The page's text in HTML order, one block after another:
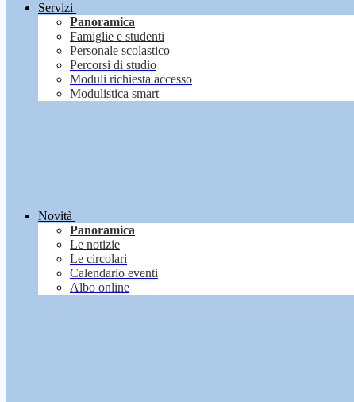
Servizi
Panoramica
Famiglie e studenti
Personale scolastico
Percorsi di studio
Moduli richiesta accesso
Modulistica smart
Novità
Panoramica
Le notizie
Le circolari
Calendario eventi
Albo online